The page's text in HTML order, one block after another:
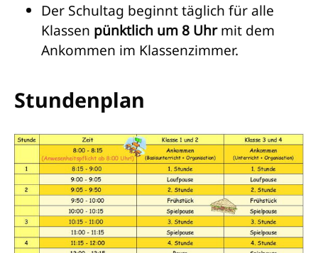
Der Schultag beginnt täglich für alle
Klassen pünktlich um 8 Uhrmit dem
Ankommen im Klassenzimmer.
Stundenplan